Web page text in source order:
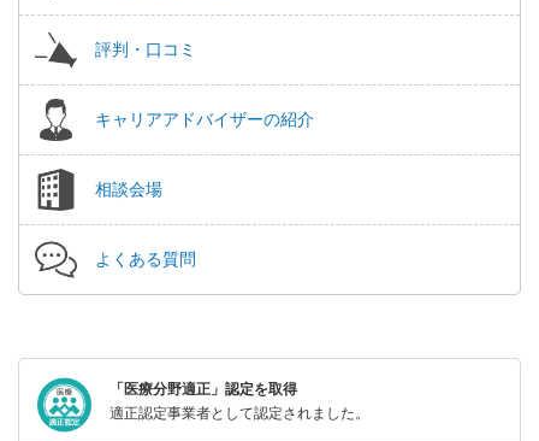
評判・口コミ
キャリアアドバイザーの紹介
相談会場
よくある質問
「医療分野適正」認定を取得
適正認定事業者として認定されました。